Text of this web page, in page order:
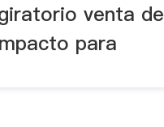
venta de
para